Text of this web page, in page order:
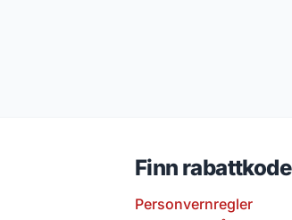
Finn rabattkode
Personvernregler